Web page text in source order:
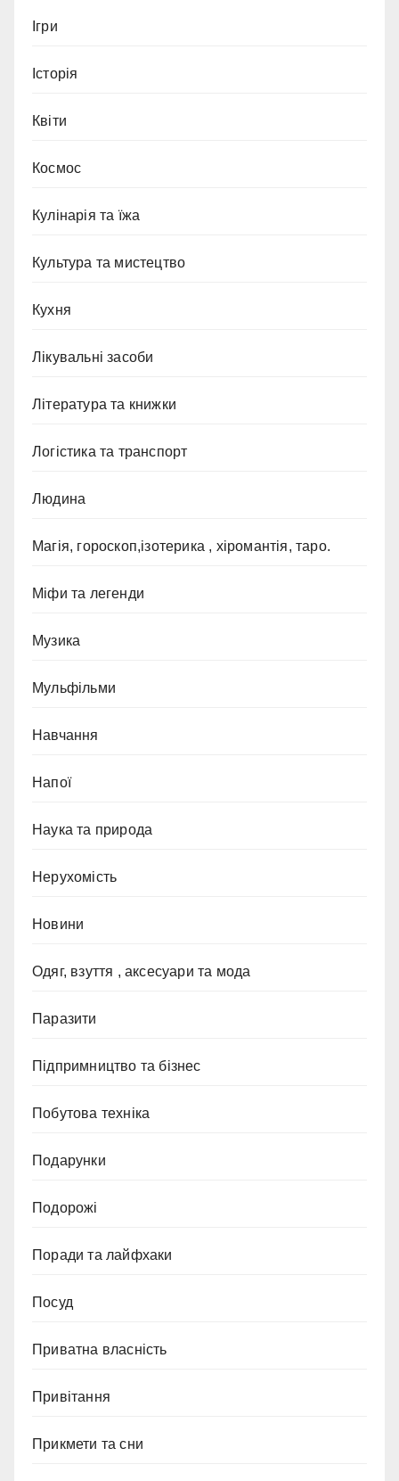
Ігри
Історія
Квіти
Космос
Кулінарія та їжа
Культура та мистецтво
Кухня
Лікувальні засоби
Література та книжки
Логістика та транспорт
Людина
Магія, гороскоп,ізотерика , хіромантія, таро.
Міфи та легенди
Музика
Мульфільми
Навчання
Напої
Наука та природа
Нерухомість
Новини
Одяг, взуття , аксесуари та мода
Паразити
Підпримництво та бізнес
Побутова техніка
Подарунки
Подорожі
Поради та лайфхаки
Посуд
Приватна власність
Привітання
Прикмети та сни